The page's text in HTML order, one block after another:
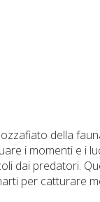
della
i momenti e i
dai predatori.
per catturare